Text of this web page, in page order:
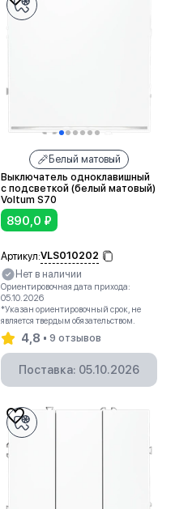
Белый матовый
Выключатель одноклавишный
с подсветкой (белый матовый)
Voltum S70
890,0 ₽
Артикул:VLS010202
Нет в наличии
Ориентировочная дата прихода:
05.10.2026
*Указан ориентировочный срок, не
является твердым обязательством.
4,8 9 отзывов
Поставка: 05.10.2026